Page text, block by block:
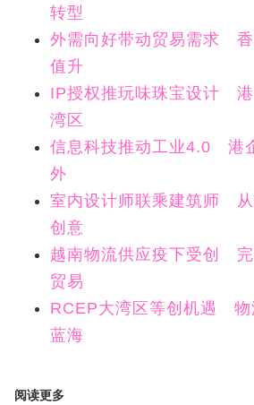
转型
外需向好带动贸易需求
值升
IP授权推玩味珠宝设计 港
湾区
信息科技推动工业4.0 港
外
室内设计师联乘建筑师 从
创意
越南物流供应疫下受创 完
贸易
RCEP大湾区等创机遇 物
蓝海
阅读更多